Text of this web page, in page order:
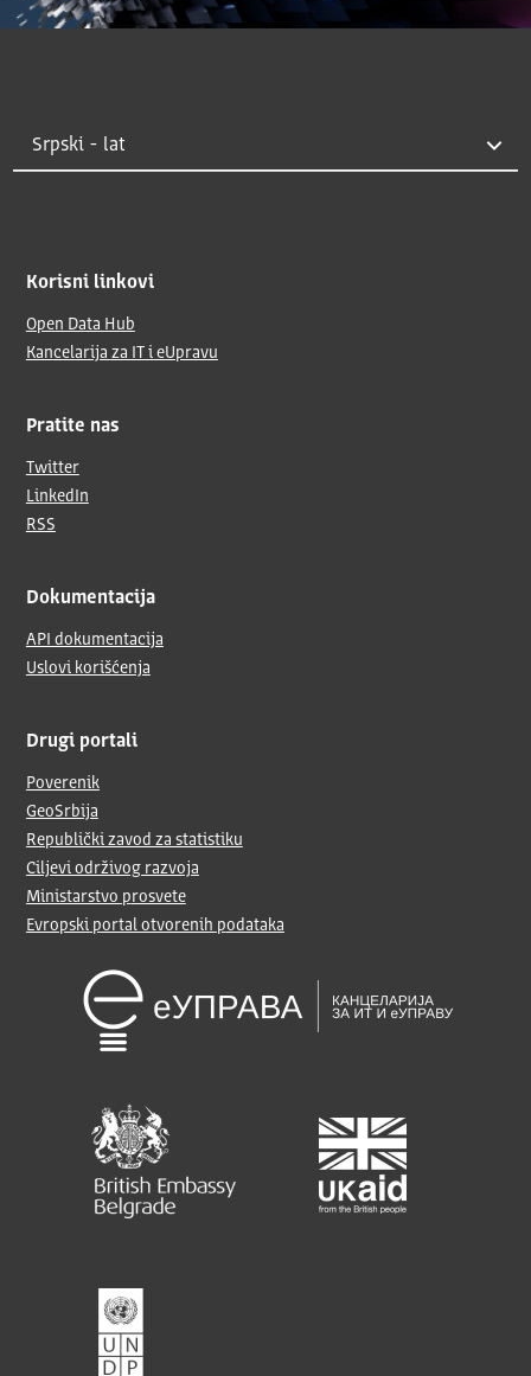
Korisni linkovi
Open Data Hub
Kancelarija za IT i eUpravu
Pratite nas
Twitter
LinkedIn
RSS
Dokumentacija
API dokumentacija
Uslovi korišćenja
Drugi portali
Poverenik
GeoSrbija
Republički zavod za statistiku
Ciljevi održivog razvoja
Ministarstvo prosvete
Evropski portal otvorenih podataka